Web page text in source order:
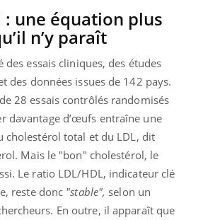
une équation plus
n’y paraît
des essais cliniques, des études
des données issues de 142 pays.
28 essais contrôlés randomisés
davantage d’œufs entraîne une
cholestérol total et du LDL, dit
Mais le "bon" cholestérol, le
Le ratio LDL/HDL, indicateur clé
reste donc "stable", selon un
En outre, il apparaît que